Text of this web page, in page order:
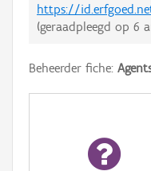
https://
(geraadpleegd op 6
Beheerder fiche: